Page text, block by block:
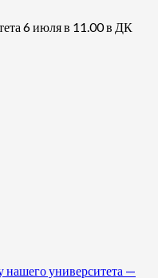
6 июля в 11.00 в ДК
нашего университета —